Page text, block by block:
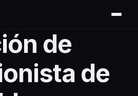
de
de